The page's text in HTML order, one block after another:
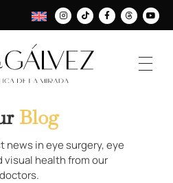
Blog
news in eye surgery, eye
visual health from our
doctors.